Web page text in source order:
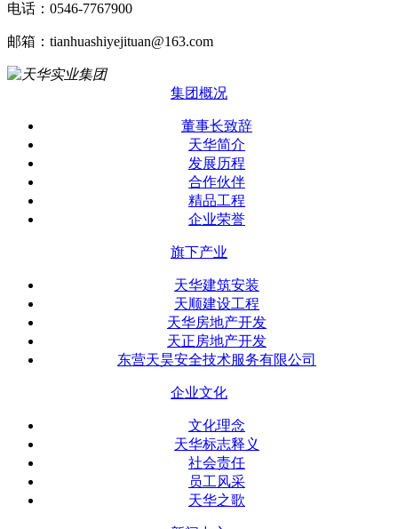
电话：0546-7767900
邮箱：tianhuashiyejituan@163.com
集团概况
董事长致辞
天华简介
发展历程
合作伙伴
精品工程
企业荣誉
旗下产业
天华建筑安装
天顺建设工程
天华房地产开发
天正房地产开发
东营天昊安全技术服务有限公司
企业文化
文化理念
天华标志释义
社会责任
员工风采
天华之歌